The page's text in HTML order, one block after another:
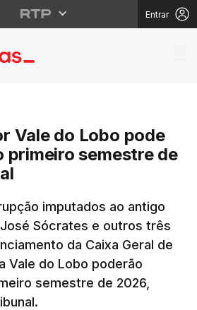
Entrar
por Vale
Vale do Lobo pode
primeiro semestre de
imputados ao antigo
Sócrates e outros três
da Caixa Geral de
Vale do Lobo poderão
semestre de 2026,